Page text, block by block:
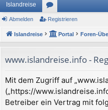
Islandreise
or
en
Abmelden Registrieren
Islandreise Portal Foren-
www.islandreise.info -
Mit dem Zugriff auf
(„https://
Betreiber ein Vertrag mit